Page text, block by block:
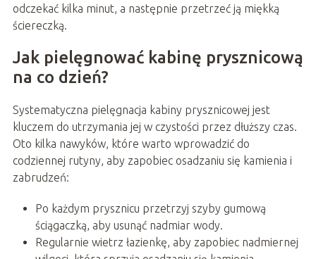
odczekać kilka minut, a następnie przetrzeć ją miękką
ściereczką.
Jak pielęgnować kabinę prysznicową
na co dzień?
Systematyczna pielęgnacja kabiny prysznicowej jest
kluczem do utrzymania jej w czystości przez dłuższy czas.
Oto kilka nawyków, które warto wprowadzić do
codziennej rutyny, aby zapobiec osadzaniu się kamienia i
zabrudzeń:
Po każdym prysznicu przetrzyj szyby gumową
ściągaczką, aby usunąć nadmiar wody.
Regularnie wietrz łazienkę, aby zapobiec nadmiernej